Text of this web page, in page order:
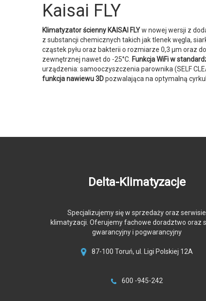
Kaisai FLY
Klimatyzator ścienny KAISAI FLYw nowej wersji z
z substancji chemicznych takich jak tlenek węgla,
cząstek pyłu oraz bakterii o rozmiarze 0,3 μm oraz
zewnętrznej nawet do -25°C. Funkcja WiFi w
urządzenia: samooczyszczenia parownika (SELF
funkcja nawiewu 3Dpozwalająca na optymalną
Delta-Klimatyzacje
Specjalizujemy się w sprzedaży oraz serwisie
klimatyzacji. Oferujemy fachowe doradztwo oraz
gwarancyjny i pogwarancyjny
87-100 Toruń, ul. Ligi Polskiej 12A
600 -945-242